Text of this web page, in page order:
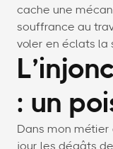
cache une
souffrance au
voler en éclats la
: un
Dans mon métier
jour les dégâts